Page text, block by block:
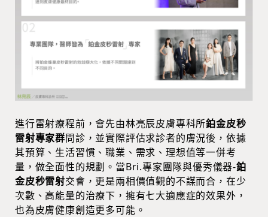
進行雷射療程前，會先由林亮辰皮膚專科所鉑金皮秒
雷射專家群問診，並實際評估求診者的膚況後，依據
其預算、生活習慣、職業、需求、理想值等一併考
量，做全面性的規劃。當Bri.專家團隊與優秀儀器-鉑
金皮秒雷射交會，更是兩相價值觀的不謀而合，在少
次數、高能量的治療下，擁有七大適應症的效果外，
也為皮膚健康創造更多可能。